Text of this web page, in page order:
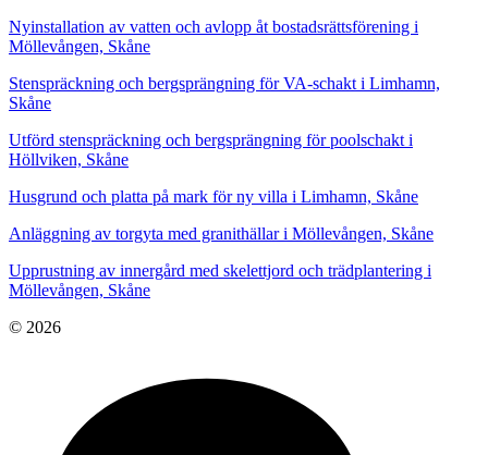
Nyinstallation av vatten och avlopp åt bostadsrättsförening i
Möllevången, Skåne
Stenspräckning och bergsprängning för VA-schakt i Limhamn,
Skåne
Utförd stenspräckning och bergsprängning för poolschakt i
Höllviken, Skåne
Husgrund och platta på mark för ny villa i Limhamn, Skåne
Anläggning av torgyta med granithällar i Möllevången, Skåne
Upprustning av innergård med skelettjord och trädplantering i
Möllevången, Skåne
© 2026